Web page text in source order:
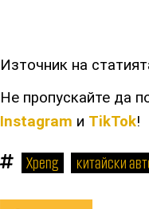
Източник на
Не пропускайте да
Instagram и TikTok!
Xpeng китайски